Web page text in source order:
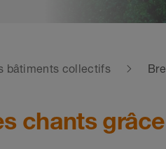
bâtiments collectifs
chants